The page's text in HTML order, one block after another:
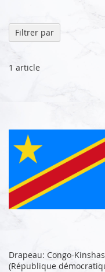
1 article
Drapeau: Congo-
(République
Filtrer par